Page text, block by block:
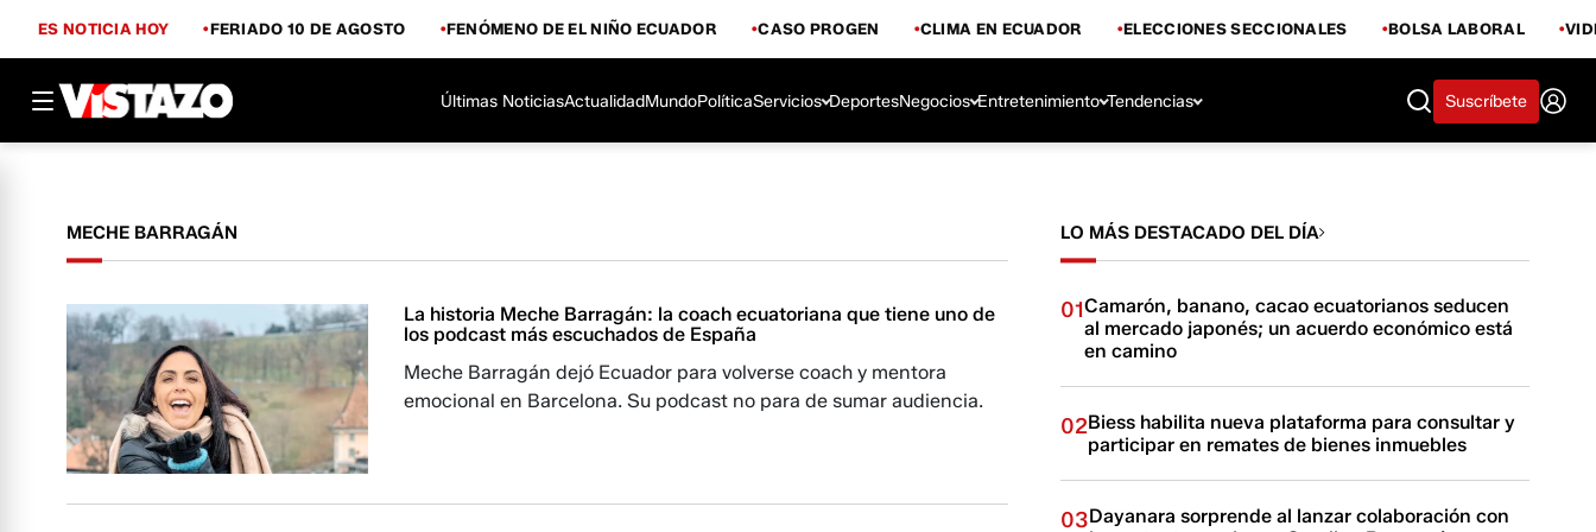
ES NOTICIA HOY FERIADO 10 DE AGOSTO FENÓMENO DE EL NIÑO ECUADOR CASO PROGEN CLIMA EN ECUADOR ELECCIONES SECCIONALES BOLSA LABORAL
Últimas NoticiasActualidadMundoPolíticaServicios DeportesNegocios Entretenimiento Tendencias Suscríbete
MECHE BARRAGÁN
La historia Meche Barragán: la coach ecuatoriana que tiene uno de
los podcast más escuchados de España
Meche Barragán dejó Ecuador para volverse coach y mentora
emocional en Barcelona. Su podcast no para de sumar audiencia.
LO MÁS DESTACADO DEL DÍA
01Camarón, banano, cacao ecuatorianos seducen
al mercado japonés; un acuerdo económico está
en camino
02Biess habilita nueva plataforma para consultar y
participar en remates de bienes inmuebles
03Dayanara sorprende al lanzar colaboración con